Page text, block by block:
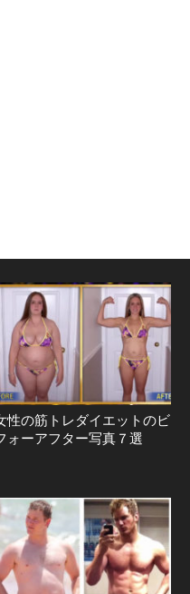
性の筋トレダイエットのビ
ォーアフター写真７選